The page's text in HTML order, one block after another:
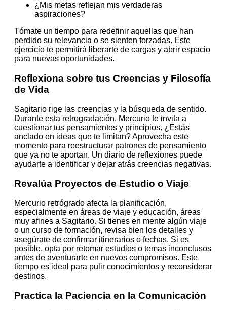
¿Mis metas reflejan mis verdaderas
aspiraciones?
Tómate un tiempo para redefinir aquellas que han
perdido su relevancia o se sienten forzadas. Este
ejercicio te permitirá liberarte de cargas y abrir espacio
para nuevas oportunidades.
Reflexiona sobre tus Creencias y Filosofía
de Vida
Sagitario rige las creencias y la búsqueda de sentido.
Durante esta retrogradación, Mercurio te invita a
cuestionar tus pensamientos y principios. ¿Estás
anclado en ideas que te limitan? Aprovecha este
momento para reestructurar patrones de pensamiento
que ya no te aportan. Un diario de reflexiones puede
ayudarte a identificar y dejar atrás creencias negativas.
Revalúa Proyectos de Estudio o Viaje
Mercurio retrógrado afecta la planificación,
especialmente en áreas de viaje y educación, áreas
muy afines a Sagitario. Si tienes en mente algún viaje
o un curso de formación, revisa bien los detalles y
asegúrate de confirmar itinerarios o fechas. Si es
posible, opta por retomar estudios o temas inconclusos
antes de aventurarte en nuevos compromisos. Este
tiempo es ideal para pulir conocimientos y reconsiderar
destinos.
Practica la Paciencia en la Comunicación